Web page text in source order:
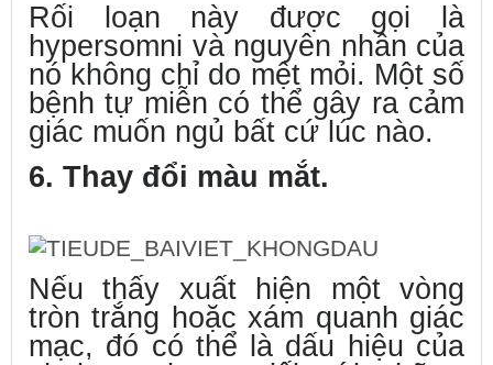
Rối loạn này được gọi là
hypersomni và nguyên nhân của
nó không chỉ do mệt mỏi. Một số
bệnh tự miễn có thể gây ra cảm
giác muốn ngủ bất cứ lúc nào.
6. Thay đổi màu mắt.
Nếu thấy xuất hiện một vòng
tròn trắng hoặc xám quanh giác
mạc, đó có thể là dấu hiệu của